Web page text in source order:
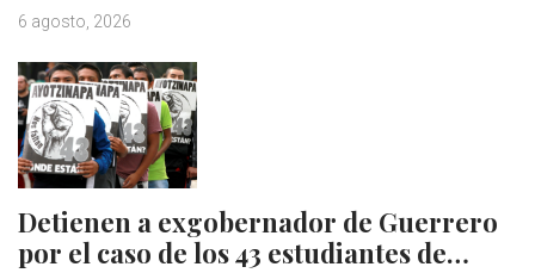
6 agosto, 2026
Detienen a exgobernador de Guerrero
por el caso de los 43 estudiantes de…